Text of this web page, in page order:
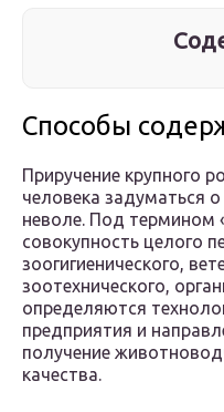
Способы
Приручение крупного
человека задуматься
неволе. Под термином
совокупность целого
зоогигиенического,
зоотехнического,
определяются
предприятия и
получение
качества.